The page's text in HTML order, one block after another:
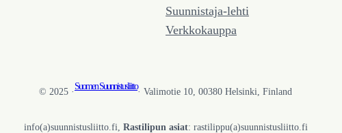
Suunnistaja-lehti
Verkkokauppa
© 2025 ·
Suomen Suunnistusliitto
· Valimotie 10, 00380 Helsinki, Finland
info(a)suunnistusliitto.fi, Rastilipun asiat: rastilippu(a)suunnistusliitto.fi